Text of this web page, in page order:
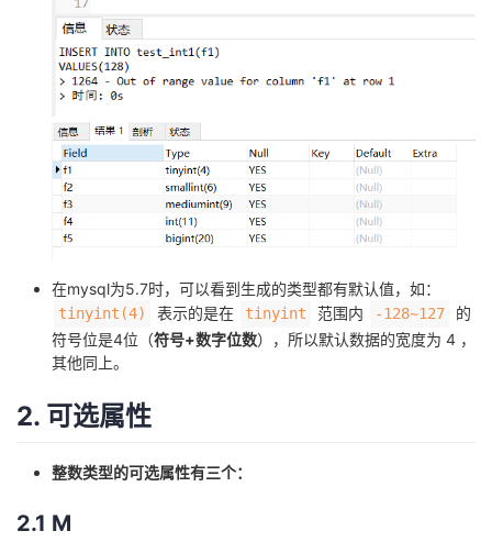
在mysql为5.7时，可以看到生成的类型都有默认值，如：
tinyint(4) 表示的是在 tinyint 范围内 -128~127
的
符号位是4位（符号+数字位数），所以默认数据的宽度为 4 ，
其他同上。
2. 可选属性
整数类型的可选属性有三个：
2.1 M